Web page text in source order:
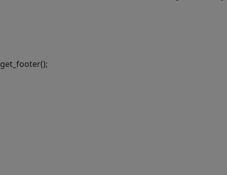
get_footer();